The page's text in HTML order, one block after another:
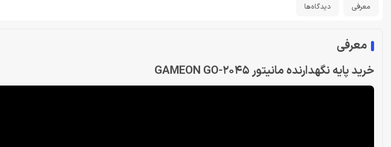
معرفی دیدگاه‌ها
معرفی
خرید پایه نگهدارنده مانیتور GAMEON GO-2045